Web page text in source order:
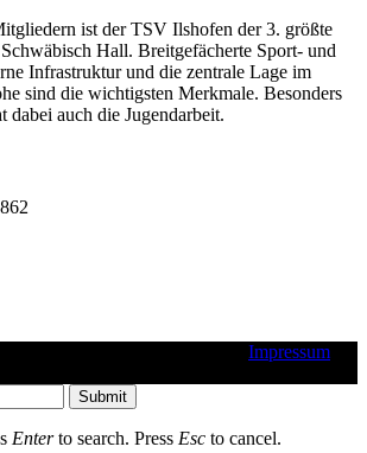
ist der TSV Ilshofen der 3. größte
Hall. Breitgefächerte Sport- und
Infrastruktur und die zentrale Lage im
sind die wichtigsten Merkmale. Besonders
dabei auch die Jugendarbeit.
Impressum
Submit
Enterto search. Press Esc to cancel.